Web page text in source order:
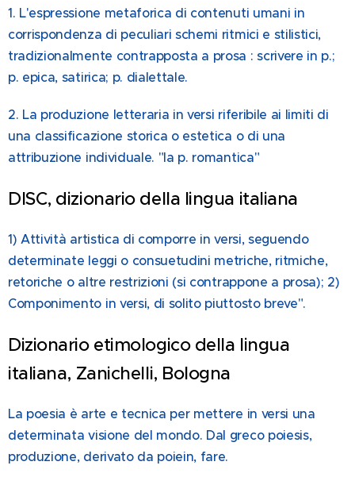
1. L'espressione metaforica di contenuti umani in
corrispondenza di peculiari schemi ritmici e stilistici,
tradizionalmente contrapposta a prosa : scrivere in p.;
p. epica, satirica; p. dialettale.
2. La produzione letteraria in versi riferibile ai limiti di
una classificazione storica o estetica o di una
attribuzione individuale. "la p. romantica"
DISC, dizionario della lingua italiana
1) Attività artistica di comporre in versi, seguendo
determinate leggi o consuetudini metriche, ritmiche,
retoriche o altre restrizioni (si contrappone a prosa); 2)
Componimento in versi, di solito piuttosto breve".
Dizionario etimologico della lingua
italiana, Zanichelli, Bologna
La poesia è arte e tecnica per mettere in versi una
determinata visione del mondo. Dal greco poiesis,
produzione, derivato da poiein, fare.